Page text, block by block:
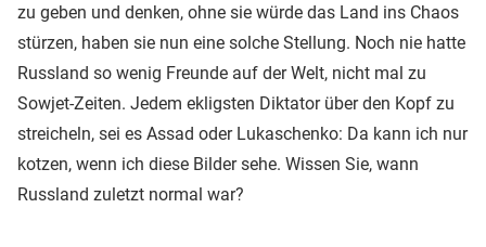
zu geben und denken, ohne sie würde das Land ins Chaos
stürzen, haben sie nun eine solche Stellung. Noch nie hatte
Russland so wenig Freunde auf der Welt, nicht mal zu
Sowjet-Zeiten. Jedem ekligsten Diktator über den Kopf zu
streicheln, sei es Assad oder Lukaschenko: Da kann ich nur
kotzen, wenn ich diese Bilder sehe. Wissen Sie, wann
Russland zuletzt normal war?